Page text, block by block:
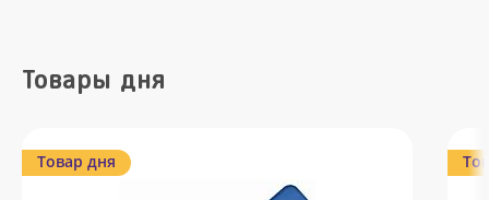
Товары дня
Товар дня